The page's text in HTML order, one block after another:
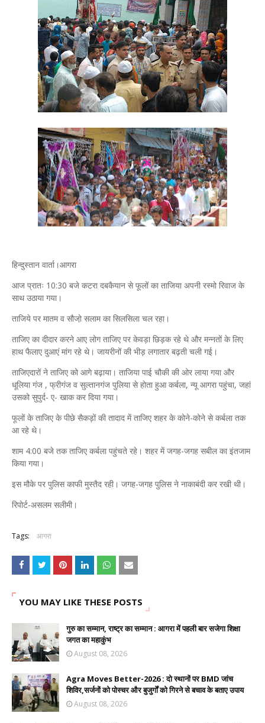
हिन्दुस्तान वार्ता।आगरा
आज प्रातः 10:30 बजे कटरा दबकैयान से फूलों का ताजिया अपनी रस्मो रिवाज के
साथ उठाया गया।
ताजिये पर मातम व सौजो़ सलाम का सिलसिला चल रहा।
ताजिए का दीदार करने आए लोग ताजिए पर केवड़ा छिड़क रहे थे और मन्नतों के लिए
हाथ फैलाए दुआएं मांग रहे थे। जायरीनों की भीड़ लगातार बढ़ती चली गई।
ताजिएदारों ने ताजिए को आगे बढ़ाया। ताजिया पाई चौकी की ओर लाया गया और
धूलिया गंज , फ्रीगंज व सुल्तानगंज पुलिया से होता हुआ कर्बला, न्यू आगरा पहुंचा, जहां
उसको सुपुर्द- ए- खाक कर दिया गया।
फूलों के ताजिए के पीछे सैकड़ों की तादाद में ताजिए शहर के कोने-कोने से कर्बला तक
आ रहे थे।
शाम 4:00 बजे तक ताजिए कर्बला पहुंचते रहे। शहर में जगह-जगह सबील का इंतजाम
किया गया।
इस मौके पर पुलिस काफी मुस्तैद रही। जगह-जगह पुलिस ने नाकाबंदी कर रखी थी।
रिपोर्ट-असलम सलीमी।
Tags: आगरा
YOU MAY LIKE THESE POSTS
गुरु का सम्मान, राष्ट्र का सम्मान : आगरा में पहली बार सजेगा शिक्षा
जगत का महाकुंभ
August 08, 2026
Agra Moves Better-2026 : दो स्थानों पर BMD जांच
शिविर,सर्जनों को पोस्चर और बुजुर्गों को गिरने से बचाव के बताए उपाय
August 08, 2026